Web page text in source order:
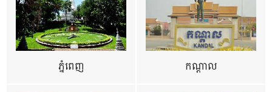
ភ្នំពេញ កណ្តាល